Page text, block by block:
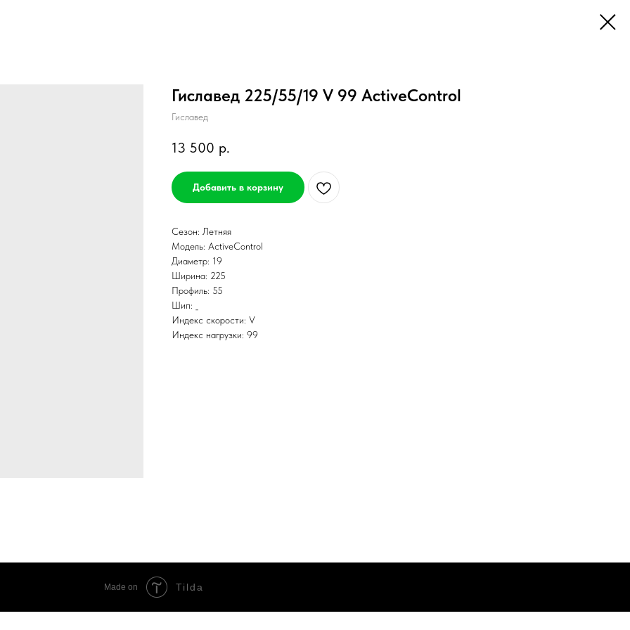
Гиславед 225/55/19 V 99 ActiveControl
Гиславед
13 500 р.
Добавить в корзину
Сезон: Летняя
Модель: ActiveControl
Диаметр: 19
Ширина: 225
Профиль: 55
Шип: _
Индекс скорости: V
Индекс нагрузки: 99
Made on Tilda